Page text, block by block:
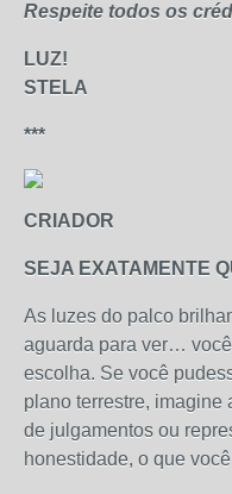
Respeite todos os
LUZ!
STELA
***
CRIADOR
SEJA EXATAMENTE
As luzes do palco
aguarda para ver…
escolha. Se você
plano terrestre, imagine
de julgamentos ou
honestidade, o que